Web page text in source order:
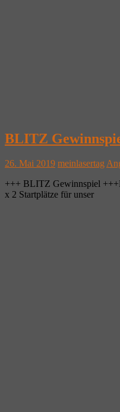
BLITZ
26. Mai 2019 meinlasertag
+++ BLITZ Gewinnspiel
x 2 Startplätze für unser